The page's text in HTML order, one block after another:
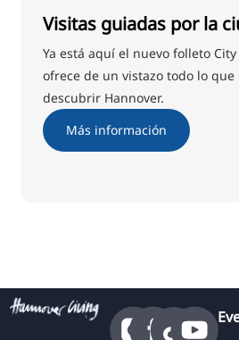
Visitas guiadas por la
Ya está aquí el nuevo folleto
ofrece de un vistazo todo lo
descubrir Hannover.
Más información